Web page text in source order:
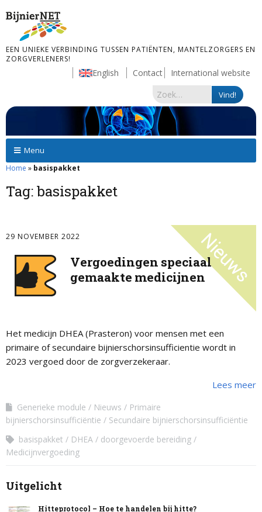
EEN UNIEKE VERBINDING TUSSEN PATIËNTEN, MANTELZORGERS EN
ZORGVERLENERS!
English Contact International website
Menu
Home » basispakket
Tag:basispakket
29 NOVEMBER 2022
Vergoedingen speciaal
gemaakte medicijnen
Het medicijn DHEA (Prasteron) voor mensen met een
primaire of secundaire bijnierschorsinsufficientie wordt in
2023 vergoed door de zorgverzekeraar.
Lees meer
Generieke module Nieuws
Primaire
bijnierschorsinsufficiëntie
Secundaire bijnierschorsinsufficiëntie
basispakket
DHEA
doorgevoerde bereiding
Medicijnvergoeding
Uitgelicht
Hitteprotocol – Hoe te handelen bij hitte?